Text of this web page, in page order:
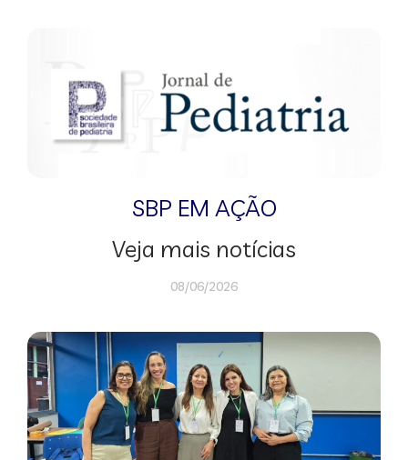
SBP EM AÇÃO
Veja mais notícias
08/06/2026